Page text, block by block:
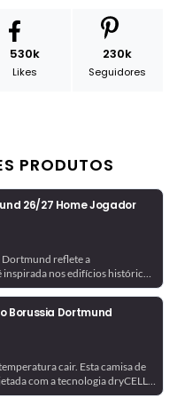
530k
Likes
230k
Seguidores
PRODUTOS
26/27 Home Jogador
Dortmund reflete a
nos edifícios históricos
tecnologia de gerenciamento
Borussia Dortmund
cair. Esta camisa de
com a tecnologia dryCELL,
a manter você seco. Ela é